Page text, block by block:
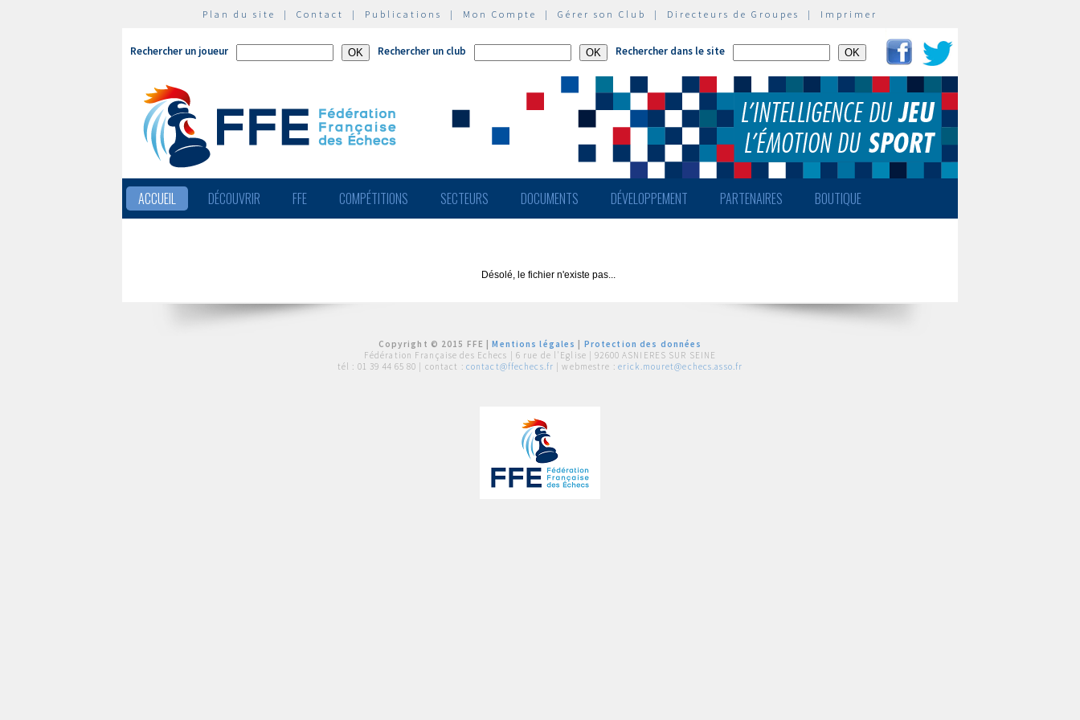
Plan du site | Contact | Publications | Mon Compte | Gérer son Club | Directeurs de Groupes | Imprimer
Rechercher un joueur Rechercher un club Rechercher dans le site
ACCUEIL DÉCOUVRIR FFE COMPÉTITIONS SECTEURS DOCUMENTS DÉVELOPPEMENT PARTENAIRES BOUTIQUE
Désolé, le fichier n'existe pas...
Copyright © 2015 FFE |Mentions légales
Protection des données
Fédération Française des Echecs | 6 rue de l'Eglise | 92600 ASNIERES SUR SEINE
tél : 01 39 44 65 80 | contact : contact@ffechecs.fr | webmestre : erick.mouret@echecs.asso.fr